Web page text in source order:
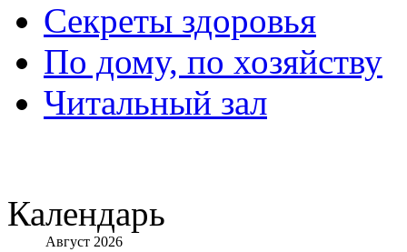
Секреты здоровья
По дому, по хозяйству
Читальный зал
Календарь
Август 2026